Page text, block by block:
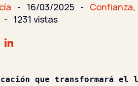
- 16/03/2025 - Confianza,
- 1231 vistas
que transformará el